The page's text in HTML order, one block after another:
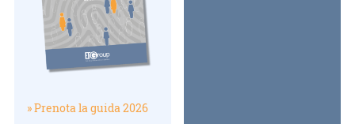
» Prenota la guida 2026